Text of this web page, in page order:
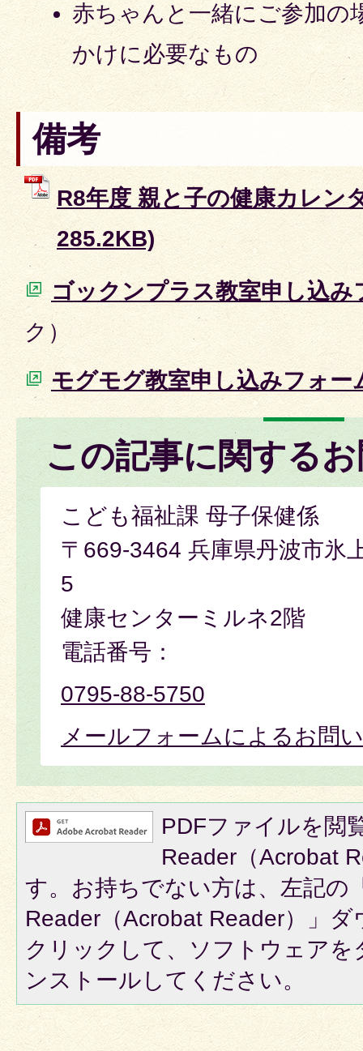
赤ちゃんと一緒にご参加の
かけに必要なもの
備考
R8年度 親と子の健康カレン
285.2KB)
ゴックンプラス教室申し込み
ク）
モグモグ教室申し込みフォー
この記事に関する
こども福祉課 母子保健係
〒669-3464 兵庫県丹波市氷
5
健康センターミルネ2階
電話番号：
0795-88-5750
メールフォームによるお問
PDFファイルを閲
Reader（Acrobat
す。お持ちでない方は、左記の
Reader（Acrobat Reader）」
クリックして、ソフトウェア
ンストールしてください。